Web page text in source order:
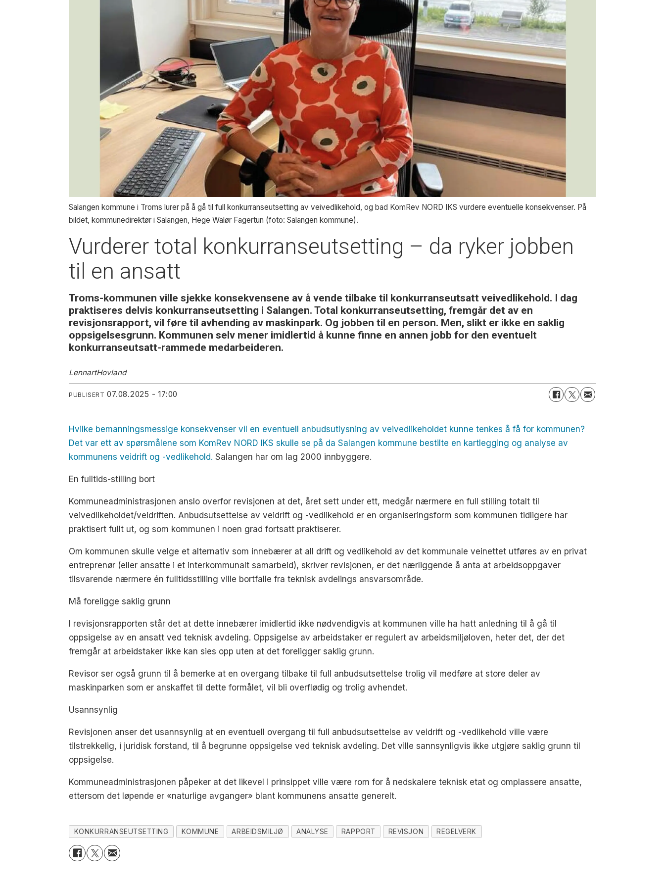
Salangen kommune i Troms lurer på å gå til full konkurranseutsetting av veivedlikehold, og bad KomRev NORD IKS vurdere eventuelle konsekvenser. På
bildet, kommunedirektør i Salangen, Hege Walør Fagertun (foto: Salangen kommune).
Vurderer total konkurranseutsetting – da ryker jobben
til en ansatt
Troms-kommunen ville sjekke konsekvensene av å vende tilbake til konkurranseutsatt veivedlikehold. I dag
praktiseres delvis konkurranseutsetting i Salangen. Total konkurranseutsetting, fremgår det av en
revisjonsrapport, vil føre til avhending av maskinpark. Og jobben til en person. Men, slikt er ikke en saklig
oppsigelsesgrunn. Kommunen selv mener imidlertid å kunne finne en annen jobb for den eventuelt
konkurranseutsatt-rammede medarbeideren.
LennartHovland
PUBLISERT 07.08.2025 - 17:00
Hvilke bemanningsmessige konsekvenser vil en eventuell anbudsutlysning av veivedlikeholdet kunne tenkes å få for kommunen?
Det var ett av spørsmålene som KomRev NORD IKS skulle se på da Salangen kommune bestilte en kartlegging og analyse av
kommunens veidrift og -vedlikehold. Salangen har om lag 2000 innbyggere.
En fulltids-stilling bort
Kommuneadministrasjonen anslo overfor revisjonen at det, året sett under ett, medgår nærmere en full stilling totalt til
veivedlikeholdet/veidriften. Anbudsutsettelse av veidrift og -vedlikehold er en organiseringsform som kommunen tidligere har
praktisert fullt ut, og som kommunen i noen grad fortsatt praktiserer.
Om kommunen skulle velge et alternativ som innebærer at all drift og vedlikehold av det kommunale veinettet utføres av en privat
entreprenør (eller ansatte i et interkommunalt samarbeid), skriver revisjonen, er det nærliggende å anta at arbeidsoppgaver
tilsvarende nærmere én fulltidsstilling ville bortfalle fra teknisk avdelings ansvarsområde.
Må foreligge saklig grunn
I revisjonsrapporten står det at dette innebærer imidlertid ikke nødvendigvis at kommunen ville ha hatt anledning til å gå til
oppsigelse av en ansatt ved teknisk avdeling. Oppsigelse av arbeidstaker er regulert av arbeidsmiljøloven, heter det, der det
fremgår at arbeidstaker ikke kan sies opp uten at det foreligger saklig grunn.
Revisor ser også grunn til å bemerke at en overgang tilbake til full anbudsutsettelse trolig vil medføre at store deler av
maskinparken som er anskaffet til dette formålet, vil bli overflødig og trolig avhendet.
Usannsynlig
Revisjonen anser det usannsynlig at en eventuell overgang til full anbudsutsettelse av veidrift og -vedlikehold ville være
tilstrekkelig, i juridisk forstand, til å begrunne oppsigelse ved teknisk avdeling. Det ville sannsynligvis ikke utgjøre saklig grunn til
oppsigelse.
Kommuneadministrasjonen påpeker at det likevel i prinsippet ville være rom for å nedskalere teknisk etat og omplassere ansatte,
ettersom det løpende er «naturlige avganger» blant kommunens ansatte generelt.
KONKURRANSEUTSETTING KOMMUNE ARBEIDSMILJØ ANALYSE RAPPORT REVISJON REGELVERK